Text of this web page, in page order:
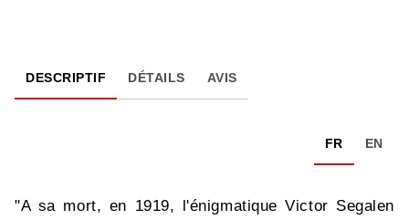
DESCRIPTIF DÉTAILS AVIS
FR EN
"A sa mort, en 1919, l'énigmatique Victor Segalen